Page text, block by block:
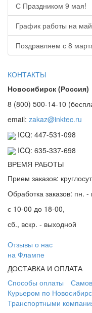
С Праздником 9 мая!
График работы на
Поздравляем с 8
КОНТАКТЫ
Новосибирск (Россия)
8 (800) 500-14-10
email: zakaz@inktec.ru
ICQ: 447-531-098
ICQ: 635-337-698
ВРЕМЯ РАБОТЫ
Прием заказов:
Обработка заказов: пн. -
с 10-00 до 18-00,
сб., вскр. - выходной
Отзывы о нас
на Флампе
ДОСТАВКА И ОПЛАТА
Способы оплаты
Курьером по
Транспортными